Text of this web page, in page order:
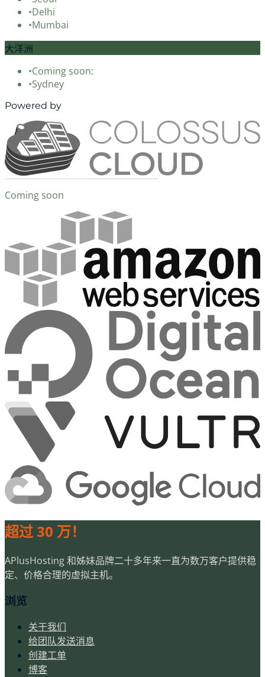
•Delhi
•Mumbai
大洋洲
•Coming soon:
•Sydney
Powered by
Coming soon
超过 30 万！
APlusHosting 和姊妹品牌二十多年来一直为数万客户提供稳
定、价格合理的虚拟主机。
浏览
关于我们
给团队发送消息
创建工单
博客